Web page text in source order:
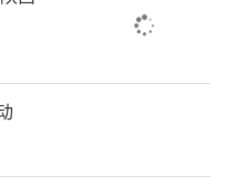
热能，来改善皮肤
会”，“不是皮肤
皮肤，烫的是里面
，跟表皮无关。没